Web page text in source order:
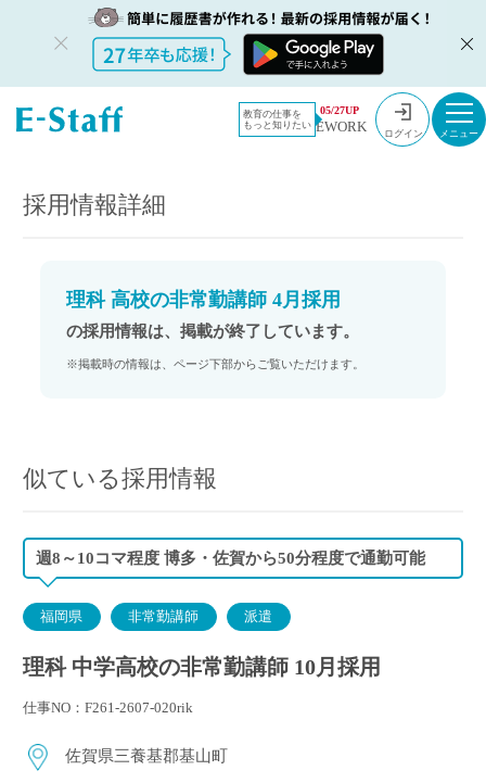
教育の仕事を
もっと知りたい
05/27UP
EWORK ログイン
教員採用情
報のイー・
採用情報
理科 高校の非常勤講師 4月採用
採用情報詳細
理科 高校の非常勤講師 4月採用
の採用情報は、掲載が終了しています。
※掲載時の情報は、ページ下部からご覧いただけます。
似ている採用情報
週8～10コマ程度 博多・佐賀から50分程度で通勤可能
福岡県 非常勤講師 派遣
理科 中学高校の非常勤講師 10月採用
仕事NO：F261-2607-020rik
佐賀県三養基郡基山町